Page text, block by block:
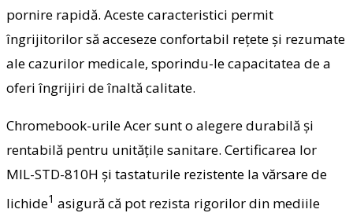
pornire rapidă. Aceste caracteristici permit
îngrijitorilor să acceseze confortabil rețete și rezumate
ale cazurilor medicale, sporindu-le capacitatea de a
oferi îngrijiri de înaltă calitate.
Chromebook-urile Acer sunt o alegere durabilă și
rentabilă pentru unitățile sanitare. Certificarea lor
MIL-STD-810H și tastaturile rezistente la vărsare de
lichide1 asigură că pot rezista rigorilor din mediile